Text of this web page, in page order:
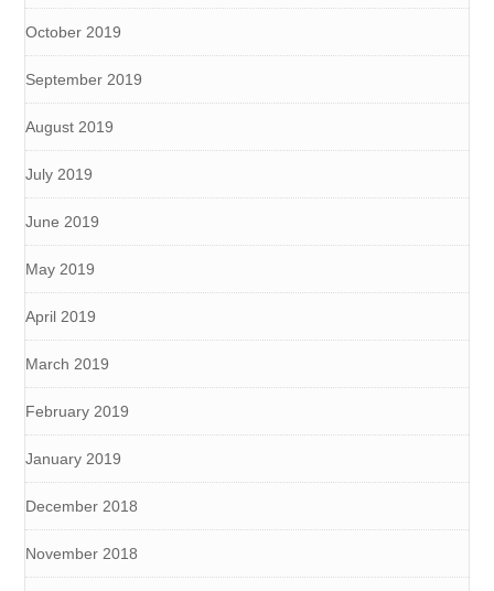
October 2019
September 2019
August 2019
July 2019
June 2019
May 2019
April 2019
March 2019
February 2019
January 2019
December 2018
November 2018